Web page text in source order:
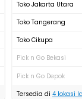
Toko Jakarta Utara
Toko Tangerang
Toko Cikupa
Pick n Go Bekasi
Pick n Go Depok
Tersedia di 4 lokasi